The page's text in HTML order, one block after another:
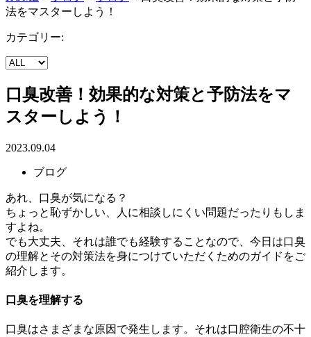
法をマスターしよう！
カテゴリー:
口臭改善！効果的な対策と予防法をマ
スターしよう！
2023.09.04
ブログ
あれ、口臭が気になる？
ちょっと恥ずかしい、人に相談しにくい問題だったりもしま
すよね。
でも大丈夫、それは誰でも経験することなので、今日は口臭
の理解とその対策法を身につけていただくためのガイドをご
紹介します。
口臭を理解する
口臭はさまざまな原因で発生します。それは口腔衛生の不十